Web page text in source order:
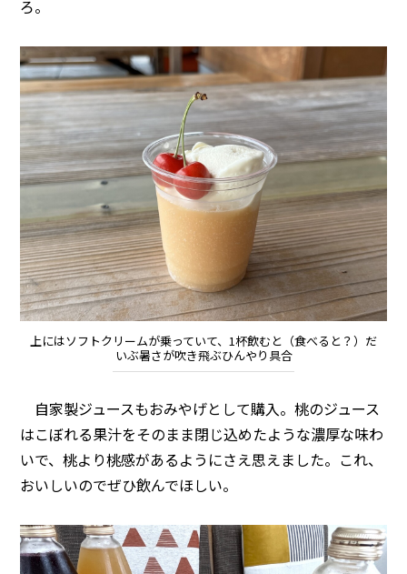
ろ。
上にはソフトクリームが乗っていて、1杯飲むと（食べると？）だ
いぶ暑さが吹き飛ぶひんやり具合
自家製ジュースもおみやげとして購入。桃のジュース
はこぼれる果汁をそのまま閉じ込めたような濃厚な味わ
いで、桃より桃感があるようにさえ思えました。これ、
おいしいのでぜひ飲んでほしい。